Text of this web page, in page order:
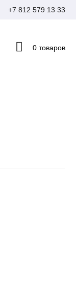
+7 812 579 13 33
0 товаров